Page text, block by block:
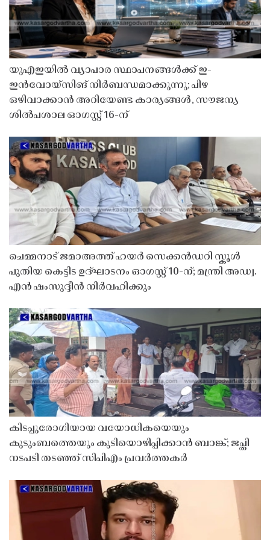
യുഎഇയിൽ വ്യാപാര സ്ഥാപനങ്ങൾക്ക് ഇ-
ഇൻവോയ്സിങ് നിർബന്ധമാക്കുന്നു; പിഴ
ഒഴിവാക്കാൻ അറിയേണ്ട കാര്യങ്ങൾ, സൗജന്യ
ശിൽപശാല ഓഗസ്റ്റ് 16-ന്
ചെമ്മനാട് ജമാഅത്ത് ഹയർ സെക്കൻഡറി സ്കൂൾ
പുതിയ കെട്ടിട ഉദ്ഘാടനം ഓഗസ്റ്റ് 10-ന്; മന്ത്രി അഡ്വ.
എൻ ഷംസുദ്ദീൻ നിർവഹിക്കും
കിടപ്പുരോഗിയായ വയോധികയെയും
കുടുംബത്തെയും കുടിയൊഴിപ്പിക്കാൻ ബാങ്ക്; ജപ്തി
നടപടി തടഞ്ഞ് സിപിഎം പ്രവർത്തകർ